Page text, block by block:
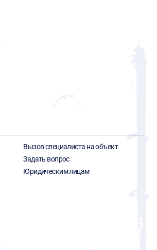
Вызов специалиста на объект
Задать вопрос
Юридическим лицам